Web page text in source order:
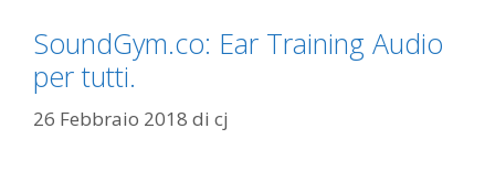
SoundGym.co: Ear Training Audio
per tutti.
26 Febbraio 2018 di cj